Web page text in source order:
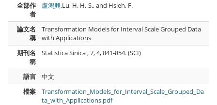
全部作
者
盧鴻興,Lu, H. H.-S., and Hsieh, F.
論文名
稱
Transformation Models for Interval Scale Grouped Data
with Applications
期刊名
稱
Statistica Sinica , 7, 4, 841-854. (SCI)
語言
中文
檔案
Transformation_Models_for_Interval_Scale_Grouped_Da
ta_with_Applications.pdf